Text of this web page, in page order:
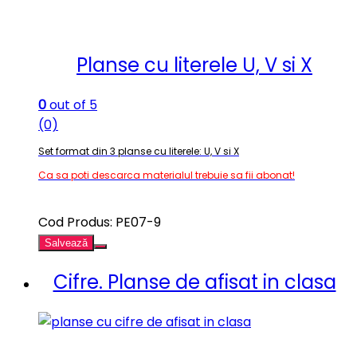
Planse cu literele U, V si X
0out of 5
(0)
Set format din 3 planse cu literele: U, V si X
Ca sa poti descarca materialul trebuie sa fii abonat!
Cod Produs: PE07-9
Salvează
Cifre. Planse de afisat in clasa